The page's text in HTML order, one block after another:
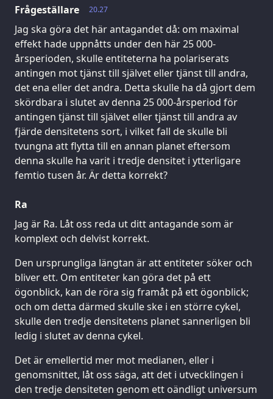
20.27
Frågeställare
Jag ska göra det här antagandet då: om maximal
effekt hade uppnåtts under den här 25 000-
årsperioden, skulle entiteterna ha polariserats
antingen mot tjänst till självet eller tjänst till andra,
det ena eller det andra. Detta skulle ha då gjort dem
skördbara i slutet av denna 25 000-årsperiod för
antingen tjänst till självet eller tjänst till andra av
fjärde densitetens sort, i vilket fall de skulle bli
tvungna att flytta till en annan planet eftersom
denna skulle ha varit i tredje densitet i ytterligare
femtio tusen år. Är detta korrekt?
Ra
Jag är Ra. Låt oss reda ut ditt antagande som är
komplext och delvist korrekt.
Den ursprungliga längtan är att entiteter söker och
bliver ett. Om entiteter kan göra det på ett
ögonblick, kan de röra sig framåt på ett ögonblick;
och om detta därmed skulle ske i en större cykel,
skulle den tredje densitetens planet sannerligen bli
ledig i slutet av denna cykel.
Det är emellertid mer mot medianen, eller i
genomsnittet, låt oss säga, att det i utvecklingen i
den tredje densiteten genom ett oändligt universum